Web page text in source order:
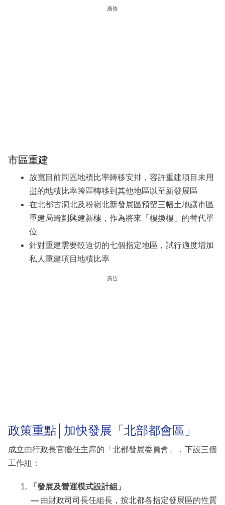
廣告
市區重建
放寬目前同區地積比率轉移安排，容許重建項目未用
盡的地積比率跨區轉移到其他地區以至新發展區
在北都古洞北及粉嶺北新發展區預留三幅土地讓市區
重建局籌劃興建新樓，作為將來「樓換樓」的替代單
位
針對重建需要較迫切的七個指定地區，試行適度增加
私人重建項目地積比率
廣告
政策重點│加快發展「北部都會區」
成立由行政長官擔任主席的「北都發展委員會」，下設三個
工作組：
「發展及營運模式設計組」
— 由財政司司長任組長，按北都各指定發展區的性質